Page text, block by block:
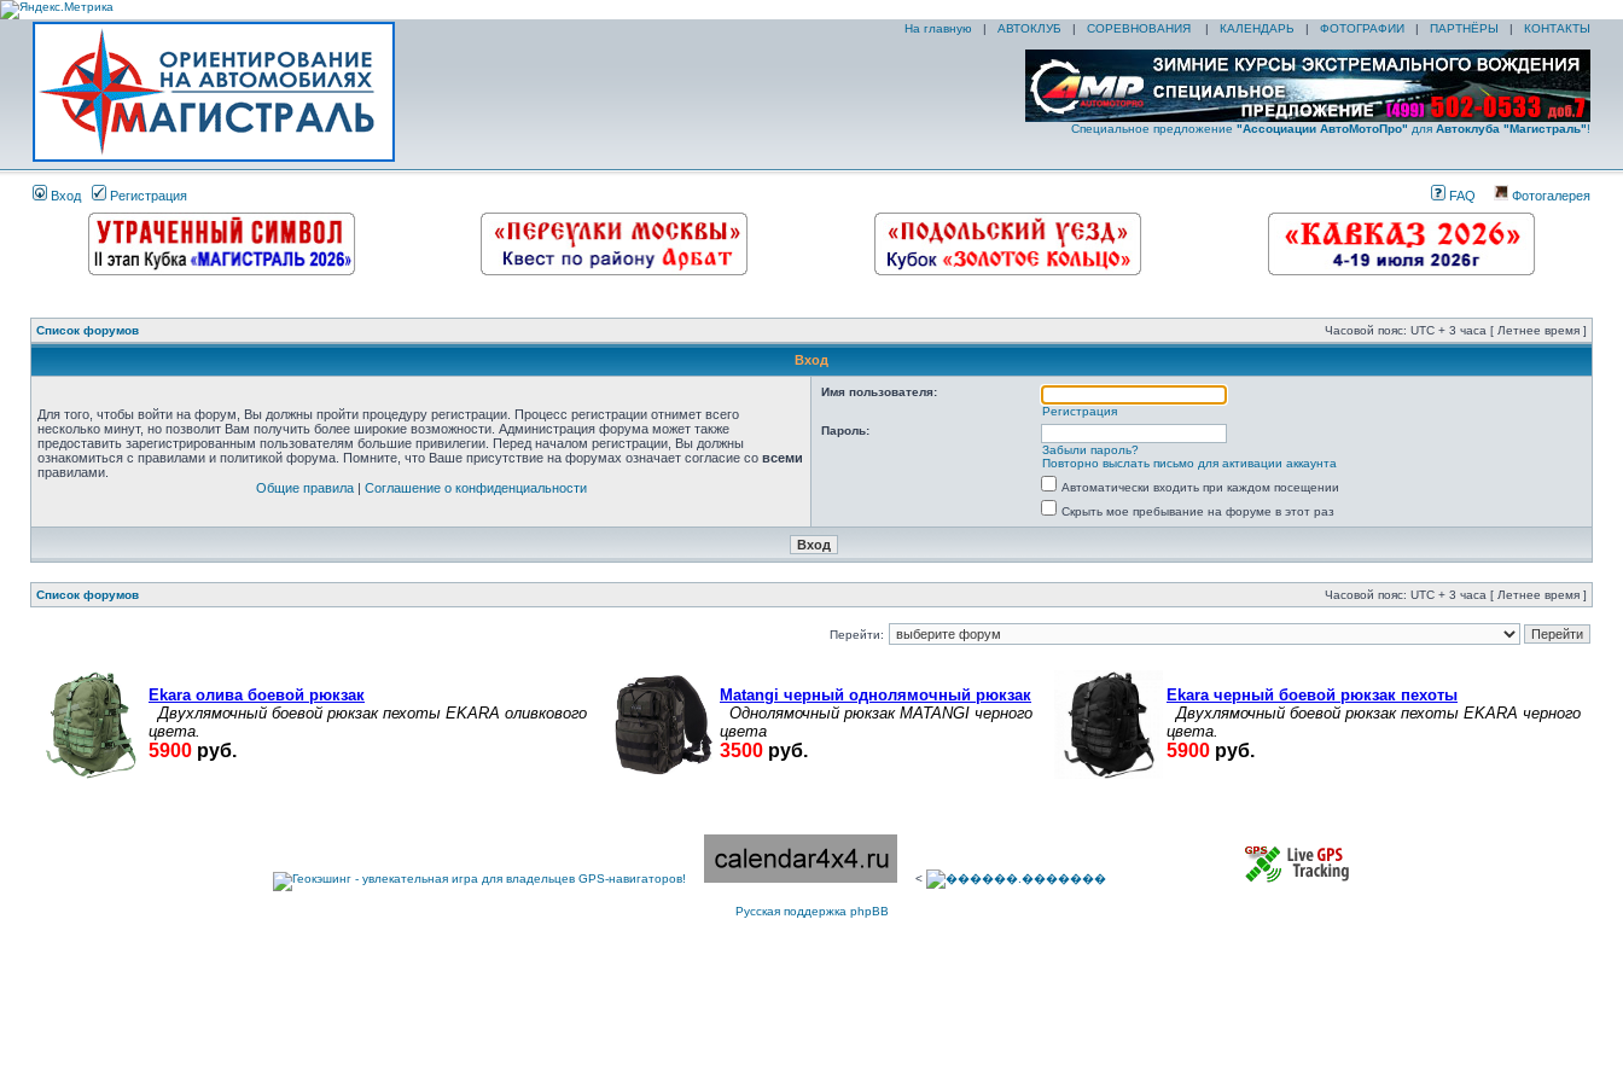
На главную | АВТОКЛУБ | СОРЕВНОВАНИЯ | КАЛЕНДАРЬ | ФОТОГРАФИИ | ПАРТНЁРЫ | КОНТАКТЫ
Специальное предложение "Ассоциации АвтоМотоПро" для Автоклуба "Магистраль"!
Вход Регистрация FAQ Фотогалерея
Список форумов Часовой пояс: UTC + 3 часа [ Летнее время ]
Вход
Для того, чтобы войти на форум, Вы должны пройти процедуру регистрации. Процесс регистрации отнимет всего
несколько минут, но позволит Вам получить более широкие возможности. Администрация форума может также
предоставить зарегистрированным пользователям большие привилегии. Перед началом регистрации, Вы должны
ознакомиться с правилами и политикой форума. Помните, что Ваше присутствие на форумах означает согласие со всеми
правилами.
Общие правила| Соглашение о конфиденциальности
Имя пользователя:
Регистрация
Пароль:
Забыли пароль?
Повторно выслать письмо для активации аккаунта
Автоматически входить при каждом посещении
Скрыть мое пребывание на форуме в этот раз
Список форумов Часовой пояс: UTC + 3 часа [ Летнее время ]
Перейти:
<
Русская поддержка phpBB